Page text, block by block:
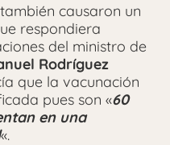
causaron un
respondiera
del ministro de
Rodríguez
que la vacunación
pues son «60
en una
«.